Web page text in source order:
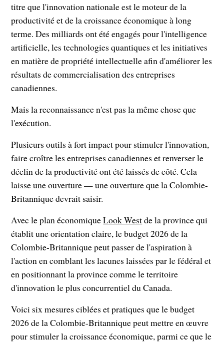
titre que l'innovation nationale est le moteur de la
productivité et de la croissance économique à long
terme. Des milliards ont été engagés pour l'intelligence
artificielle, les technologies quantiques et les initiatives
en matière de propriété intellectuelle afin d'améliorer les
résultats de commercialisation des entreprises
canadiennes.
Mais la reconnaissance n'est pas la même chose que
l'exécution.
Plusieurs outils à fort impact pour stimuler l'innovation,
faire croître les entreprises canadiennes et renverser le
déclin de la productivité ont été laissés de côté. Cela
laisse une ouverture — une ouverture que la Colombie-
Britannique devrait saisir.
Avec le plan économiqueLook Westde la province qui
établit une orientation claire, le budget 2026 de la
Colombie-Britannique peut passer de l'aspiration à
l'action en comblant les lacunes laissées par le fédéral et
en positionnant la province comme le territoire
d'innovation le plus concurrentiel du Canada.
Voici six mesures ciblées et pratiques que le budget
2026 de la Colombie-Britannique peut mettre en œuvre
pour stimuler la croissance économique, parmi ce que le